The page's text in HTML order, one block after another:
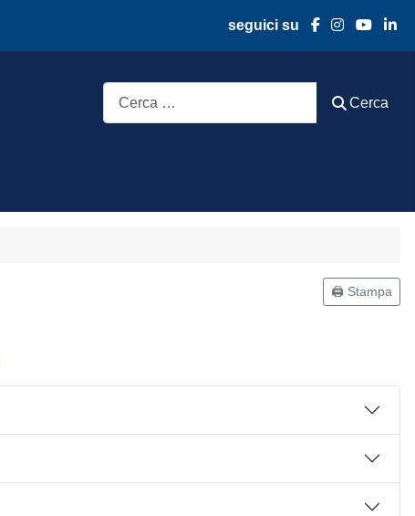
seguici su
Cerca
🖨️ Stampa